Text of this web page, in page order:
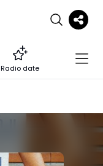
Radio date